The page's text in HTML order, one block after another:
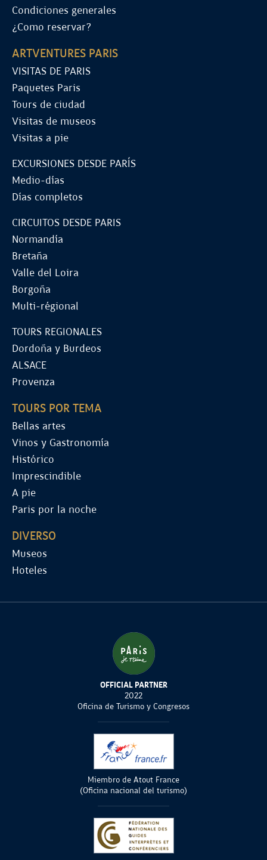
Condiciones generales
¿Como reservar?
ARTVENTURES PARIS
VISITAS DE PARIS
Paquetes Paris
Tours de ciudad
Visitas de museos
Visitas a pie
EXCURSIONES DESDE PARÍS
Medio-días
Días completos
CIRCUITOS DESDE PARIS
Normandía
Bretaña
Valle del Loira
Borgoña
Multi-régional
TOURS REGIONALES
Dordoña y Burdeos
ALSACE
Provenza
TOURS POR TEMA
Bellas artes
Vinos y Gastronomía
Histórico
Imprescindible
A pie
Paris por la noche
DIVERSO
Museos
Hoteles
OFFICIAL PARTNER
2022
Oficina de Turismo y Congresos
Miembro de Atout France
(Oficina nacional del turismo)